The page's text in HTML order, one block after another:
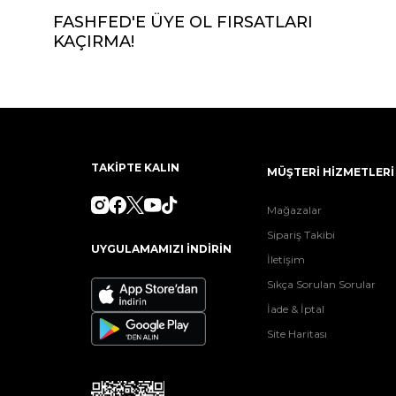
FASHFED'E ÜYE OL FIRSATLARI
KAÇIRMA!
TAKİPTE KALIN
UYGULAMAMIZI İNDİRİN
MÜŞTERİ HİZMETLERİ
Mağazalar
Sipariş Takibi
İletişim
Sıkça Sorulan Sorular
İade & İptal
Site Haritası